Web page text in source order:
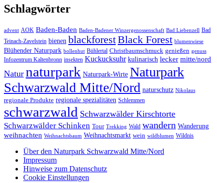
Schlagwörter
advent AOK Baden-Baden Baden-Badener Winzergenossenschaft Bad Liebenzell Bad
Teinach-Zavelstein bienen blackforestBlack Forest blumenwiese
Blühender Naturpark bollenhut Bühlertal Christbaumschmuck genießen genuss
Infozentrum Kaltenbronn insekten Kuckucksuhr kulinarisch lecker mitte/nord
Natur naturpark Naturpark-Wirte Naturpark
Schwarzwald Mitte/Nord naturschutz Nikolaus
regionale Produkte regionale spezialitäten Schlemmen
schwarzwald Schwarzwälder Kirschtorte
Schwarzwälder Schinken Tour Trekking Wald wandern Wanderung
weihnachten Weihnachtsbaum Weihnachtsmarkt wein wildblumen Wildnis
Über den Naturpark Schwarzwald Mitte/Nord
Impressum
Hinweise zum Datenschutz
Cookie Einstellungen